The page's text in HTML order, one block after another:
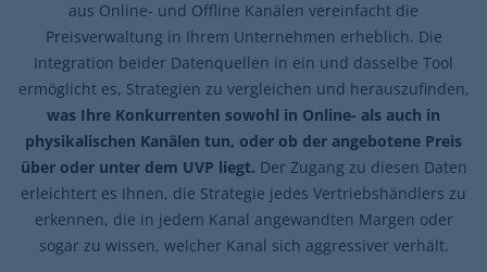
aus Online- und Offline Kanälen vereinfacht die
Preisverwaltung in Ihrem Unternehmen erheblich. Die
Integration beider Datenquellen in ein und dasselbe Tool
ermöglicht es, Strategien zu vergleichen und herauszufinden,
was Ihre Konkurrenten sowohl in Online- als auch in
physikalischen Kanälen tun, oder ob der angebotene Preis
über oder unter dem UVP liegt. Der Zugang zu diesen Daten
erleichtert es Ihnen, die Strategie jedes Vertriebshändlers zu
erkennen, die in jedem Kanal angewandten Margen oder
sogar zu wissen, welcher Kanal sich aggressiver verhält.